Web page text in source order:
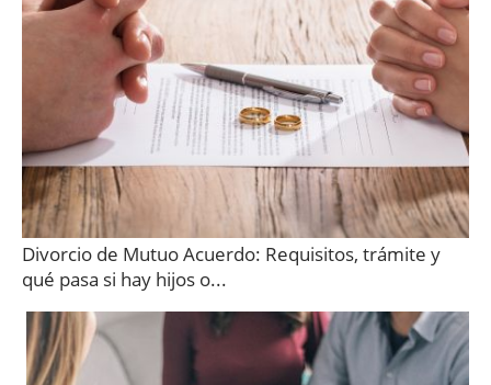
Divorcio de Mutuo Acuerdo: Requisitos, trámite y
qué pasa si hay hijos o...